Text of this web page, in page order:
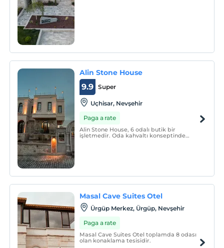
Alin Stone House
Super
9.9
Uçhisar, Nevşehir
Paga a rate
Alin Stone House, 6 odalı butik bir
işletmedir. Oda kahvaltı konseptinde
Masal Cave Suites Otel
Ürgüp Merkez, Ürgüp, Nevşehir
Paga a rate
Masal Cave Suites Otel toplamda 8 odası
olan konaklama tesisidir.